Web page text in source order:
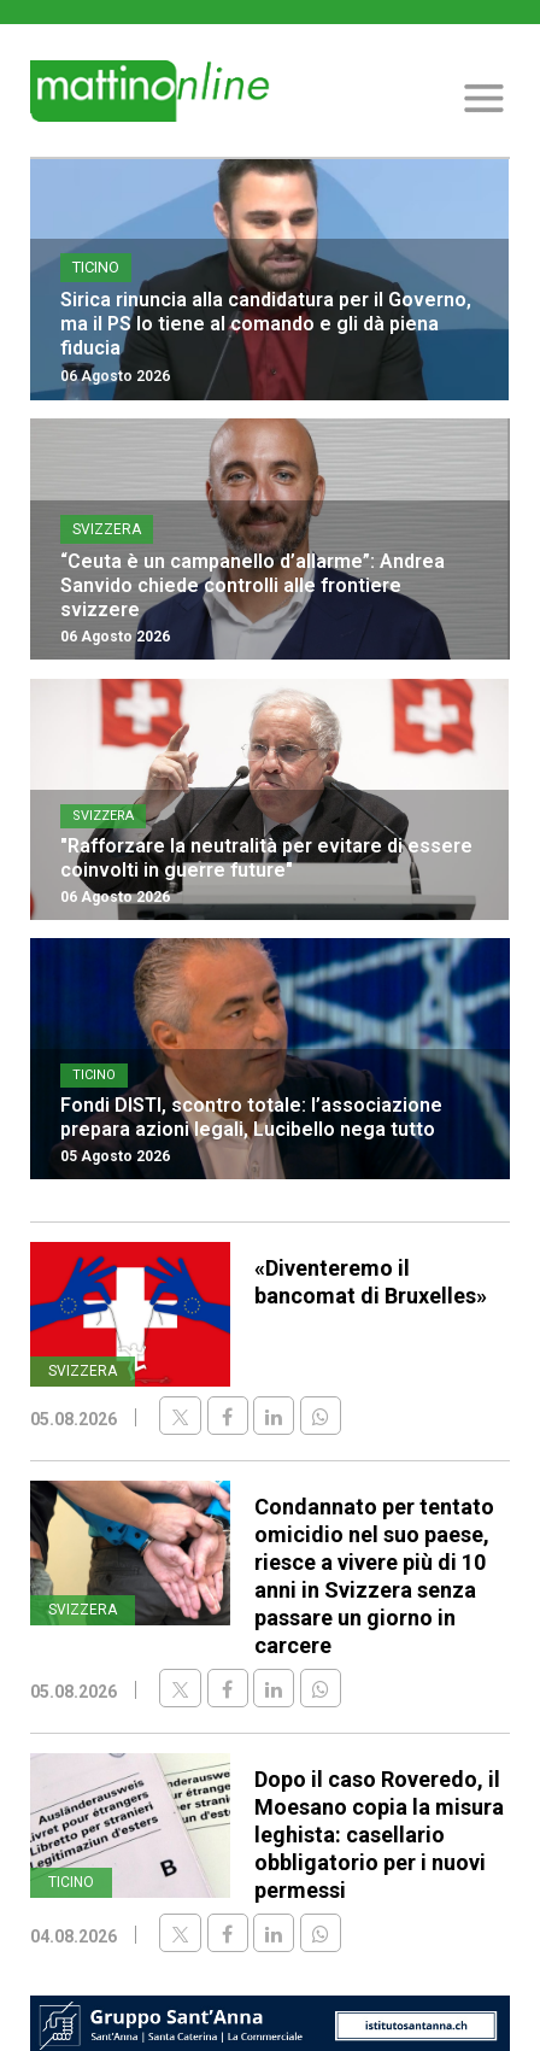
TICINO
Sirica rinuncia alla candidatura per il Governo,
ma il PS lo tiene al comando e gli dà piena
fiducia
06 Agosto 2026
SVIZZERA
“Ceuta è un campanello d’allarme”: Andrea
Sanvido chiede controlli alle frontiere
svizzere
06 Agosto 2026
SVIZZERA
"Rafforzare la neutralità per evitare di essere
coinvolti in guerre future"
06 Agosto 2026
TICINO
Fondi DISTI, scontro totale: l’associazione
prepara azioni legali, Lucibello nega tutto
05 Agosto 2026
SVIZZERA
«Diventeremo il
bancomat di Bruxelles»
05.08.2026
SVIZZERA
Condannato per tentato
omicidio nel suo paese,
riesce a vivere più di 10
anni in Svizzera senza
passare un giorno in
carcere
05.08.2026
TICINO
Dopo il caso Roveredo, il
Moesano copia la misura
leghista: casellario
obbligatorio per i nuovi
permessi
04.08.2026